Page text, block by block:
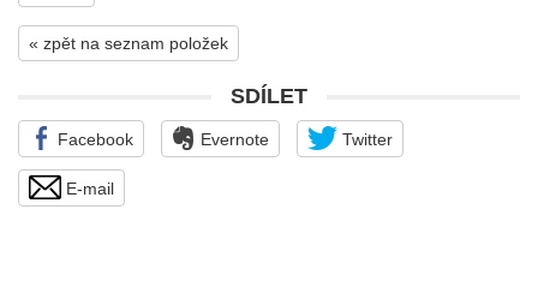
« zpět na seznam položek
SDÍLET
Facebook Evernote Twitter
E-mail